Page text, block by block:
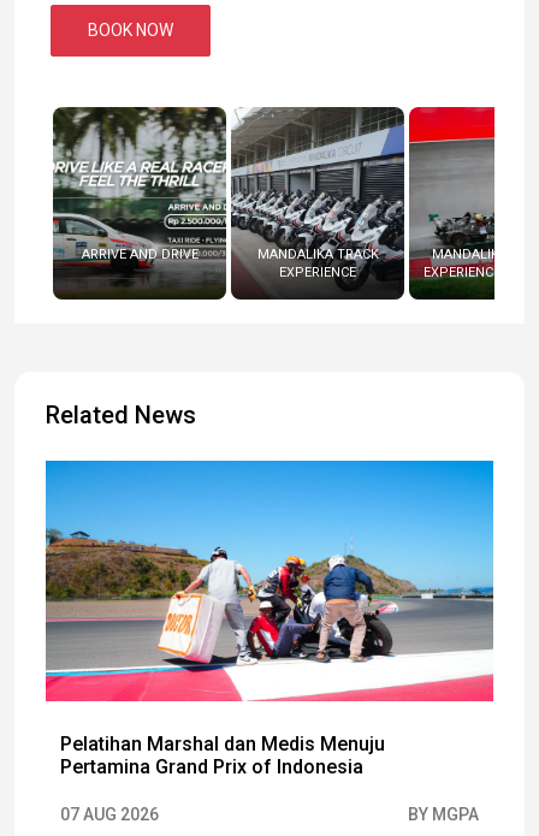
BOOK NOW
ARRIVE AND DRIVE
MANDALIKA TRACK
EXPERIENCE
MANDALIKA
EXPERIENCE
Related News
Pelatihan Marshal dan Medis Menuju
Pertamina Grand Prix of Indonesia
07 AUG 2026 BY MGPA